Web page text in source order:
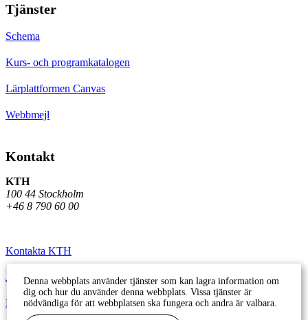
Tjänster
Schema
Kurs- och programkatalogen
Lärplattformen Canvas
Webbmejl
Kontakt
KTH
100 44 Stockholm
+46 8 790 60 00
Kontakta KTH
Jobba på KTH
Press och media
Denna webbplats använder tjänster som kan lagra information om
dig och hur du använder denna webbplats. Vissa tjänster är
nödvändiga för att webbplatsen ska fungera och andra är valbara.